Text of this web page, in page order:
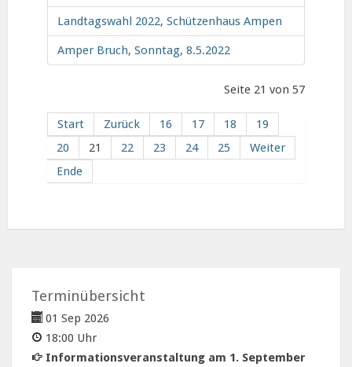
Terminübersicht
01 Sep 2026
18:00 Uhr
Informationsveranstaltung am 1. September
Landtagswahl 2022, Schützenhaus Ampen
Amper Bruch, Sonntag, 8.5.2022
Seite 21 von 57
Start Zurück 16 17 18
19
20
21 22 23 24 25
Weiter
Ende